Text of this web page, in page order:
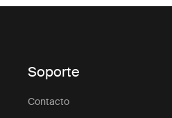
Soporte
Contacto